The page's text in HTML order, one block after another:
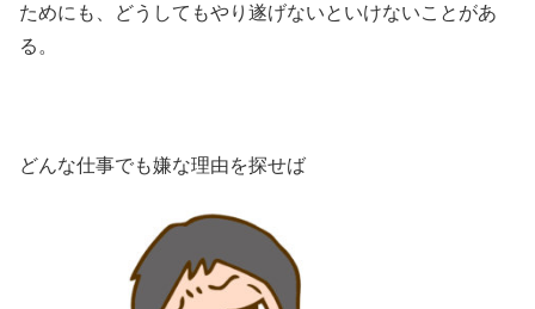
ためにも、どうしてもやり遂げないといけないことがあ
る。
どんな仕事でも嫌な理由を探せば